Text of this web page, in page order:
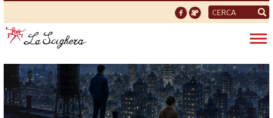
Form
di
ricerca